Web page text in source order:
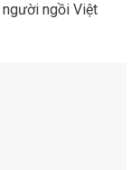
ngồi Việt